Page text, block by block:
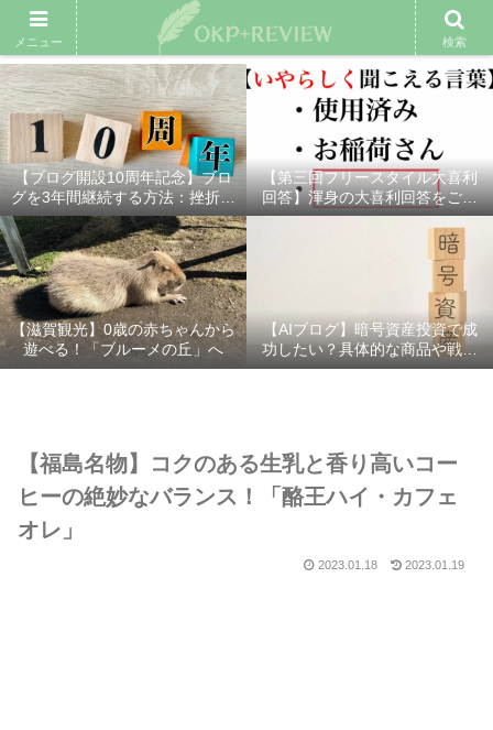
雑記ブログ プロフィール 余興動画 ベスト大喜利 スポ
【ブログ開設10周年記念】ブロ
グを3年間継続する方法：挫折し
ないための7つの秘訣
【第三回フリースタイル大喜利
回答】渾身の大喜利回答をご紹
介！
【滋賀観光】0歳の赤ちゃんから
遊べる！「ブルーメの丘」へ
【AIブログ】暗号資産投資で成
功したい？具体的な商品や戦略
を分かりやすく解説！
【福島名物】コクのある生乳と香り高いコー
ヒーの絶妙なバランス！「酪王ハイ・カフェ
オレ」
2023.01.18 2023.01.19
メニュー 検索